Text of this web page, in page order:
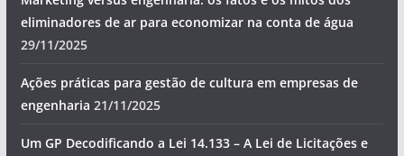
eliminadores de ar para economizar na conta de água
29/11/2025
Ações práticas para gestão de cultura em empresas de
engenharia 21/11/2025
Um GP Decodificando a Lei 14.133 – A Lei de Licitações e